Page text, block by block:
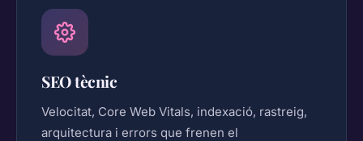
SEO tècnic
Velocitat, Core Web Vitals, indexació, rastreig,
arquitectura i errors que frenen el